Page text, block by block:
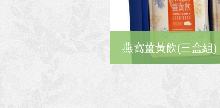
燕窩薑黃飲(三盒組)